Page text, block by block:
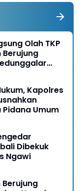
Olah TKP
Berujung
Kapolres
Umum
Dibekuk
Ngawi
Berujung